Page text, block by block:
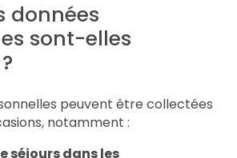
données
sont-elles
peuvent être collectées
notamment :
séjours dans les